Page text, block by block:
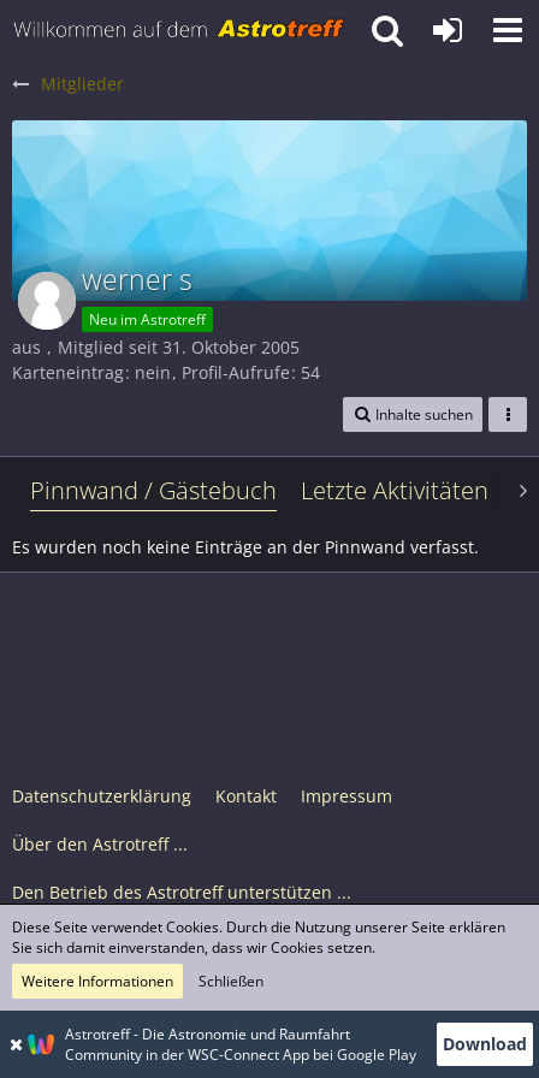
Mitglieder
werner s
Neu im Astrotreff
aus
Mitglied seit 31. Oktober 2005
Karteneintrag nein Profil-Aufrufe 54
Inhalte suchen
Pinnwand / Gästebuch Letzte Aktivitäten
Es wurden noch keine Einträge an der Pinnwand verfasst.
Datenschutzerklärung Kontakt Impressum
Über den Astrotreff ...
Den Betrieb des Astrotreff unterstützen ...
Nutzungsbedingungen
© Astrotreff 2001-2026, lizenziert unter CC BY-SA,
sofern für einzelne Inhalte nicht anders angegeben
Astrotreff - Die Astronomie und Raumfahrt
Community in der WSC-Connect App bei Google Play
Download
Diese Seite verwendet Cookies. Durch die Nutzung unserer Seite erklären
Sie sich damit einverstanden, dass wir Cookies setzen.
Weitere Informationen
Schließen